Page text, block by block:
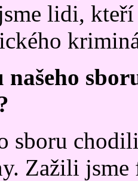
lidi,
našeho
sboru
Zažili jsme